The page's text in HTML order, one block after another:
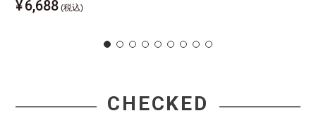
¥6,688 (税込)
CHECKED